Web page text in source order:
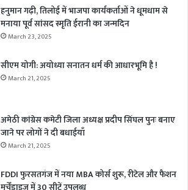
हनुमान गढ़ी, तिलोई में भाजपा कार्यकर्ताओं ने धूमधाम से
मनाया पूर्व सांसद स्मृति ईरानी का जन्मदिन
March 23, 2025
सीएम योगी: अयोध्या सनातन धर्म की आधारभूमि है !
March 21, 2025
अमेठी कांग्रेस कमेटी जिला अध्यक्ष प्रदीप सिंघल पुनः बनाए
जाने पर लोगों ने दी बधाईयाँ
March 21, 2025
FDDI फुरसतगंज में नया MBA कोर्स शुरू, रीटेल और फैशन
मर्चेंडाइज में 30 सीटें उपलब्ध